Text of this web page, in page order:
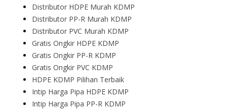
Distributor HDPE Murah KDMP
Distributor PP-R Murah KDMP
Distributor PVC Murah KDMP
Gratis Ongkir HDPE KDMP
Gratis Ongkir PP-R KDMP
Gratis Ongkir PVC KDMP
HDPE KDMP Pilihan Terbaik
Intip Harga Pipa HDPE KDMP
Intip Harga Pipa PP-R KDMP